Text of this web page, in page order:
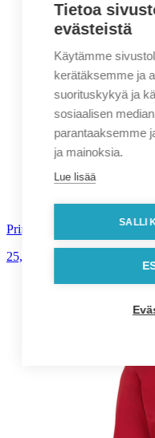
Printer Prime Polo miesten
25,60
Tietoa
evästeistä
Käytämme
kerätäksemme ja
suorituskykyä ja
sosiaalisen
parantaaksemme
ja mainoksia.
Lue lisää
SALLI